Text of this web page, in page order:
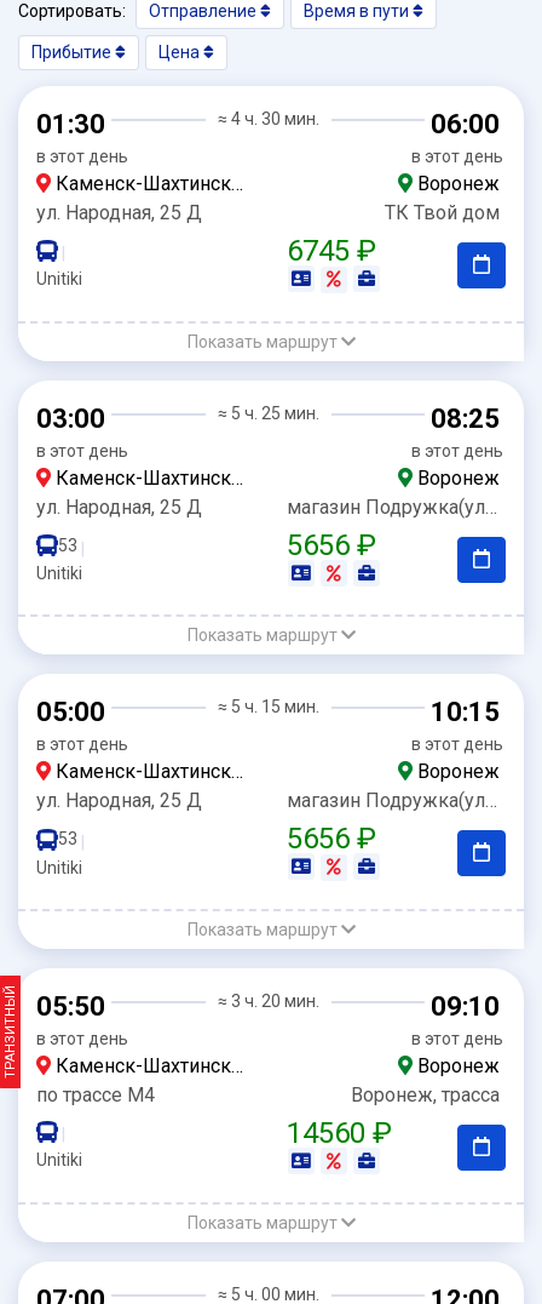
Сортировать: Отправление Время в пути
Прибытие Цена
01:30
в этот день
≈ 4 ч. 30 мин. 06:00
в этот день
Каменск-Шахтинский
Воронеж
ул. Народная, 25 Д
ТК Твой дом
Unitiki
6745 ₽
Показать маршрут
03:00
в этот день
≈ 5 ч. 25 мин. 08:25
в этот день
Каменск-Шахтинский
Воронеж
ул. Народная, 25 Д
магазин Подружка(ул.Мира,1)
53 |
Unitiki
5656 ₽
Показать маршрут
05:00
в этот день
≈ 5 ч. 15 мин. 10:15
в этот день
Каменск-Шахтинский
Воронеж
ул. Народная, 25 Д
магазин Подружка(ул.Мира,1)
53 |
Unitiki
5656 ₽
Показать маршрут
ТРАНЗИТНЫЙ 05:50
в этот день
≈ 3 ч. 20 мин. 09:10
в этот день
Каменск-Шахтинский
Воронеж
по трассе М4
Воронеж, трасса
Unitiki
14560 ₽
Показать маршрут
≈ 5 ч. 00 мин.